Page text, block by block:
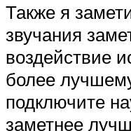
Также я
звучания
воздействие
более
подключите
заметнее